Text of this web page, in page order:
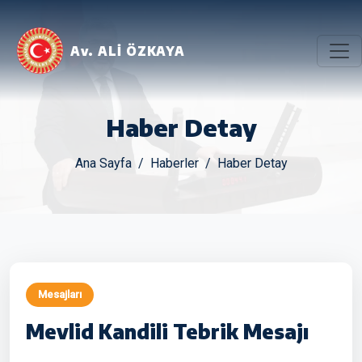
Av. ALİ ÖZKAYA
Haber Detay
Ana Sayfa Haberler Haber Detay
Mesajları
Mevlid Kandili Tebrik Mesajı